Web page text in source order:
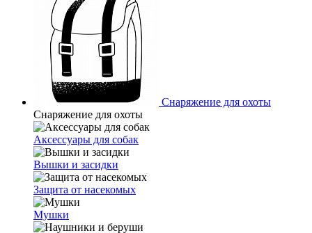
Снаряжение для охоты
Снаряжение для охоты
Аксессуары для собак
Вышки и засидки
Защита от насекомых
Мушки